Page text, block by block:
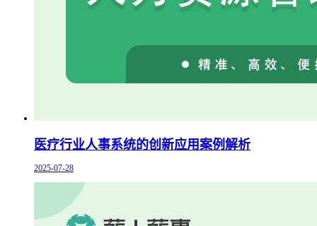
医疗行业人事系统的创新应用案例解析
2025-07-28